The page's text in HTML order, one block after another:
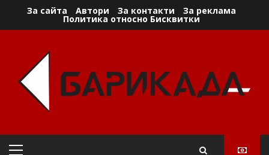
За сайта Автори За контакти За реклама
Политика относно Бисквитки